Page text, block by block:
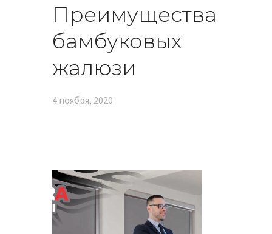
Преимущества
бамбуковых
жалюзи
4 ноября, 2020